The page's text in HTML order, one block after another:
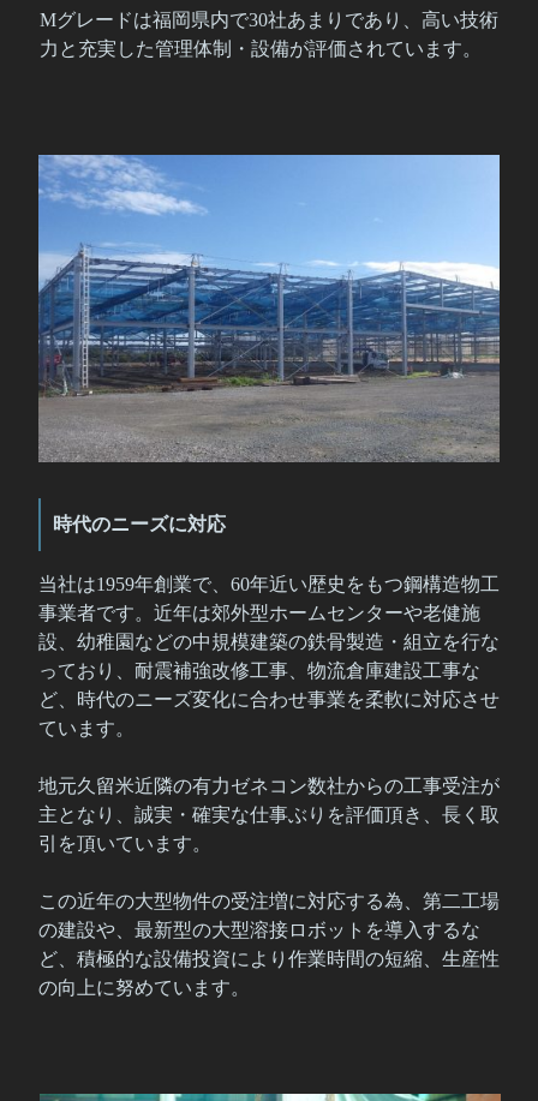
Mグレードは福岡県内で30社あまりであり、高い技術
力と充実した管理体制・設備が評価されています。
時代のニーズに対応
当社は1959年創業で、60年近い歴史をもつ鋼構造物工
事業者です。近年は郊外型ホームセンターや老健施
設、幼稚園などの中規模建築の鉄骨製造・組立を行な
っており、耐震補強改修工事、物流倉庫建設工事な
ど、時代のニーズ変化に合わせ事業を柔軟に対応させ
ています。
地元久留米近隣の有力ゼネコン数社からの工事受注が
主となり、誠実・確実な仕事ぶりを評価頂き、長く取
引を頂いています。
この近年の大型物件の受注増に対応する為、第二工場
の建設や、最新型の大型溶接ロボットを導入するな
ど、積極的な設備投資により作業時間の短縮、生産性
の向上に努めています。